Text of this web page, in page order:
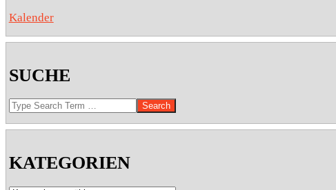
Kalender
SUCHE
Search
KATEGORIEN